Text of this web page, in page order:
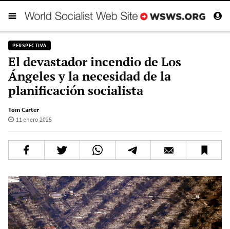
PERSPECTIVA
El devastador incendio de Los
Ángeles y la necesidad de la
planificación socialista
Tom Carter
11 enero 2025